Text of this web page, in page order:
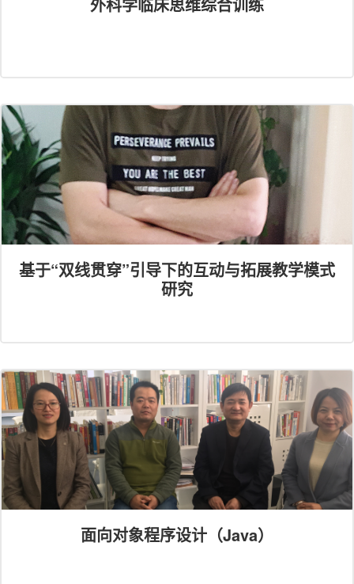
基于“双线贯穿”引导下的互动与拓展教学模式
研究
面向对象程序设计（Java）